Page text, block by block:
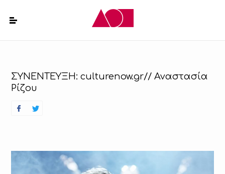
ΣΥΝΕΝΤΕΥΞΗ: culturenow.gr// Αναστασία
Ρίζου